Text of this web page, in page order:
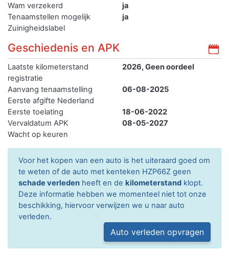
Wam verzekerd
ja
Tenaamstellen mogelijk
ja
Zuinigheidslabel
Geschiedenis en APK
Laatste kilometerstand
registratie
2026, Geen oordeel
Aanvang tenaamstelling
06-08-2025
Eerste afgifte Nederland
Eerste toelating
18-06-2022
Vervaldatum APK
08-05-2027
Wacht op keuren
Voor het kopen van een auto is het uiteraard goed om
te weten of de auto met kenteken HZP66Z geen
schade verleden heeft en de kilometerstand klopt.
Deze informatie hebben we momenteel niet tot onze
beschikking, hiervoor verwijzen we u naar auto
verleden.
Auto verleden opvragen